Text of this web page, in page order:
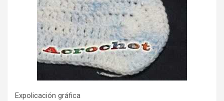
Expolicación gráfica